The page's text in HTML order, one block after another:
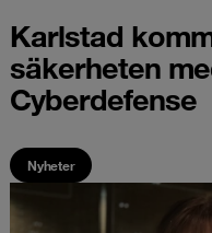
Karlstad
säkerheten
Cyberdefense
Nyheter